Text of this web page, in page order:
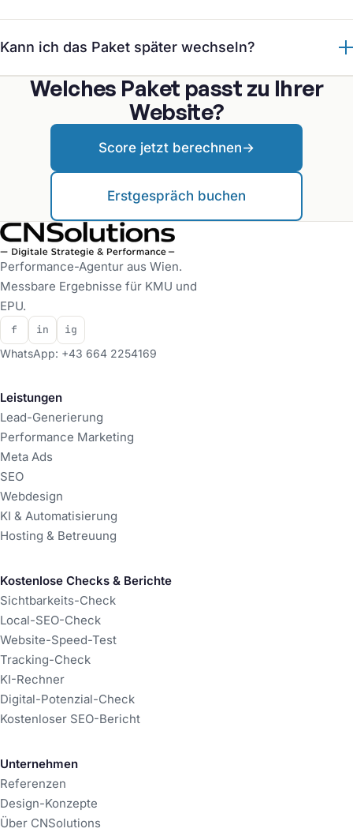
Kann ich das Paket später wechseln?
Welches Paket passt zu Ihrer
Website?
Score jetzt berechnen→
Erstgespräch buchen
Performance-Agentur aus Wien.
Messbare Ergebnisse für KMU und
EPU.
f in
ig
WhatsApp: +43 664 2254169
Leistungen
Lead-Generierung
Performance Marketing
Meta Ads
SEO
Webdesign
KI & Automatisierung
Hosting & Betreuung
Kostenlose Checks & Berichte
Sichtbarkeits-Check
Local-SEO-Check
Website-Speed-Test
Tracking-Check
KI-Rechner
Digital-Potenzial-Check
Kostenloser SEO-Bericht
Unternehmen
Referenzen
Design-Konzepte
Über CNSolutions